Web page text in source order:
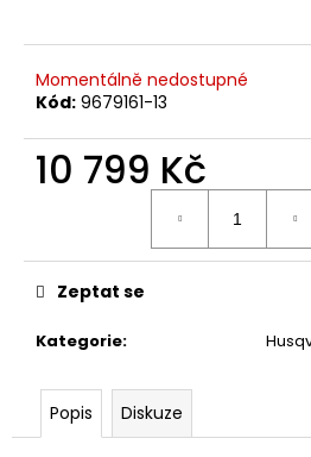
Momentálně nedostupné
Kód: 9679161-13
10 799 Kč
Kategorie:
Zeptat se
Popis Diskuze
D
o
u
č
m